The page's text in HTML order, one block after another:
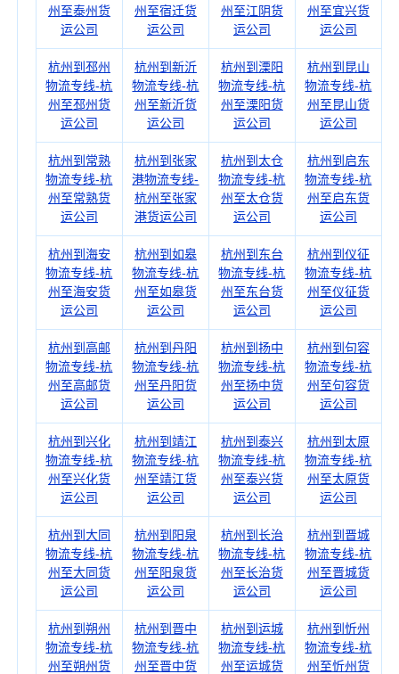
州至泰州货
运公司
州至宿迁货
运公司
州至江阴货
运公司
州至宜兴货
运公司
杭州到邳州
物流专线-杭
州至邳州货
运公司
杭州到新沂
物流专线-杭
州至新沂货
运公司
杭州到溧阳
物流专线-杭
州至溧阳货
运公司
杭州到昆山
物流专线-杭
州至昆山货
运公司
杭州到常熟
物流专线-杭
州至常熟货
运公司
杭州到张家
港物流专线-
杭州至张家
港货运公司
杭州到太仓
物流专线-杭
州至太仓货
运公司
杭州到启东
物流专线-杭
州至启东货
运公司
杭州到海安
物流专线-杭
州至海安货
运公司
杭州到如皋
物流专线-杭
州至如皋货
运公司
杭州到东台
物流专线-杭
州至东台货
运公司
杭州到仪征
物流专线-杭
州至仪征货
运公司
杭州到高邮
物流专线-杭
州至高邮货
运公司
杭州到丹阳
物流专线-杭
州至丹阳货
运公司
杭州到扬中
物流专线-杭
州至扬中货
运公司
杭州到句容
物流专线-杭
州至句容货
运公司
杭州到兴化
物流专线-杭
州至兴化货
运公司
杭州到靖江
物流专线-杭
州至靖江货
运公司
杭州到泰兴
物流专线-杭
州至泰兴货
运公司
杭州到太原
物流专线-杭
州至太原货
运公司
杭州到大同
物流专线-杭
州至大同货
运公司
杭州到阳泉
物流专线-杭
州至阳泉货
运公司
杭州到长治
物流专线-杭
州至长治货
运公司
杭州到晋城
物流专线-杭
州至晋城货
运公司
杭州到朔州
物流专线-杭
州至朔州货
杭州到晋中
物流专线-杭
州至晋中货
杭州到运城
物流专线-杭
州至运城货
杭州到忻州
物流专线-杭
州至忻州货